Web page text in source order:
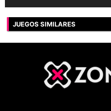
JUEGOS SIMILARES